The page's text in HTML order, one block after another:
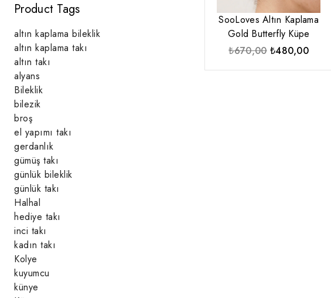
SooLoves Altın Kaplama
Gold Butterfly Küpe
₺670,00 Orijinal
₺480,00Şu
Product Tags
altın kaplama bileklik
altın kaplama takı
altın takı
alyans
Bileklik
bilezik
broş
el yapımı takı
gerdanlık
gümüş takı
günlük bileklik
günlük takı
Halhal
hediye takı
inci takı
kadın takı
Kolye
kuyumcu
künye